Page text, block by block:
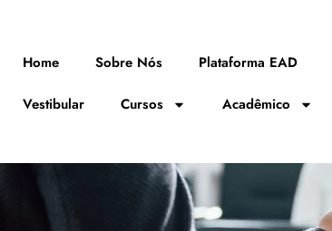
Home Sobre Nós Plataforma EAD
Vestibular Cursos Acadêmico